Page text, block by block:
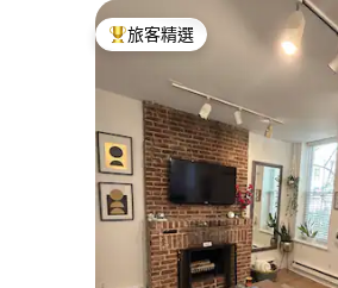
旅客精選榜首
旅客精選